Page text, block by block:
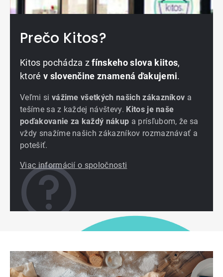
Prečo Kitos?
Kitos pochádza zfínskeho slova kiitos,
ktoré v slovenčine znamená ďakujemi.
Veľmi si vážime všetkých našich zákazníkov a
tešíme sa z každej návštevy. Kitos je naše
poďakovanie za každý nákup a prísľubom, že sa
vždy snažíme našich zákazníkov rozmaznávať a
potešiť.
Viac informácií o spoločnosti